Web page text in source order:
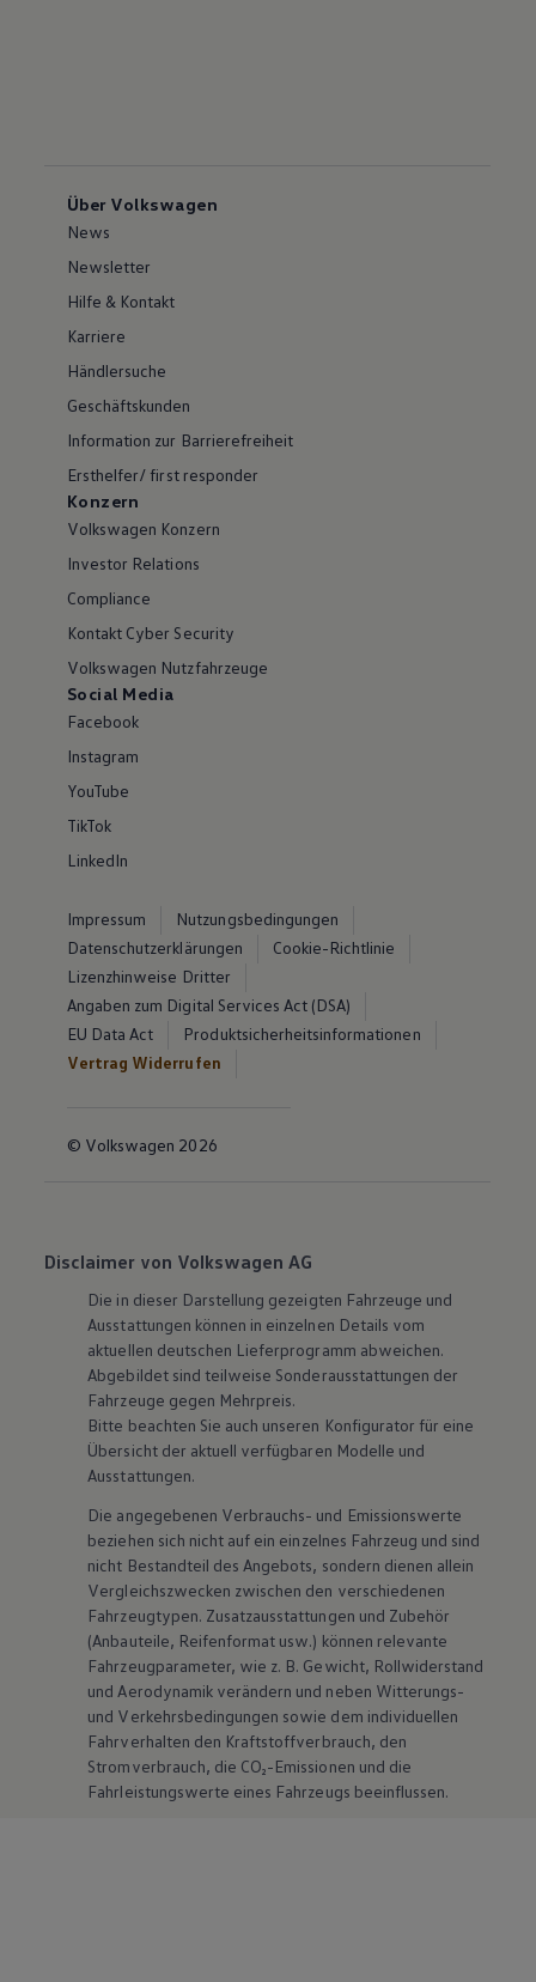
Über Volkswagen
News
Newsletter
Hilfe & Kontakt
Karriere
Händlersuche
Geschäftskunden
Information zur Barrierefreiheit
Ersthelfer/ first responder
Konzern
Volkswagen Konzern
Investor Relations
Compliance
Kontakt Cyber Security
Volkswagen Nutzfahrzeuge
Social Media
Facebook
Instagram
YouTube
TikTok
LinkedIn
Impressum
Nutzungsbedingungen
Datenschutzerklärungen
Cookie-Richtlinie
Lizenzhinweise Dritter
Angaben zum Digital Services Act (DSA)
EU Data Act
Produktsicherheitsinformationen
Vertrag Widerrufen
© Volkswagen 2026
Disclaimer von Volkswagen AG
Die in dieser Darstellung gezeigten Fahrzeuge und
Ausstattungen können in einzelnen Details vom
aktuellen deutschen Lieferprogramm abweichen.
Abgebildet sind teilweise Sonderausstattungen der
Fahrzeuge gegen Mehrpreis.
Bitte beachten Sie auch unseren Konfigurator für eine
Übersicht der aktuell verfügbaren Modelle und
Ausstattungen.
Die angegebenen Verbrauchs- und Emissionswerte
beziehen sich nicht auf ein einzelnes Fahrzeug und sind
nicht Bestandteil des Angebots, sondern dienen allein
Vergleichszwecken zwischen den verschiedenen
Fahrzeugtypen. Zusatzausstattungen und Zubehör
(Anbauteile, Reifenformat usw.) können relevante
Fahrzeugparameter, wie z. B. Gewicht, Rollwiderstand
und Aerodynamik verändern und neben Witterungs-
und Verkehrsbedingungen sowie dem individuellen
Fahrverhalten den Kraftstoffverbrauch, den
Stromverbrauch, die CO₂-Emissionen und die
Fahrleistungswerte eines Fahrzeugs beeinflussen.